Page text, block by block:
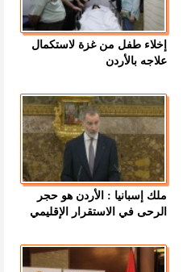
إخلاء طفل من غزة لاستكمال
علاجه بالأردن
ملك إسبانيا : الأردن هو حجر
الرحى في الاستقرار الإقليمي